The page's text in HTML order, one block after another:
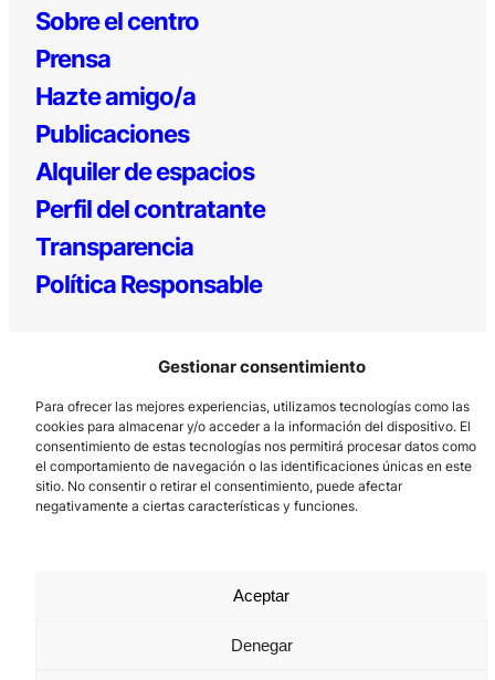
Gestionar consentimiento
Para ofrecer las mejores experiencias, utilizamos tecnologías como las
cookies para almacenar y/o acceder a la información del dispositivo. El
consentimiento de estas tecnologías nos permitirá procesar datos como
el comportamiento de navegación o las identificaciones únicas en este
sitio. No consentir o retirar el consentimiento, puede afectar
negativamente a ciertas características y funciones.
Aceptar
Denegar
Sobre el centro
Prensa
Hazte amigo/a
Publicaciones
Alquiler de espacios
Perfil del contratante
Transparencia
Política Responsable
Los Prados, 121 – 33203 Gijón
985 185 577 – info@laboralcentrodearte.org